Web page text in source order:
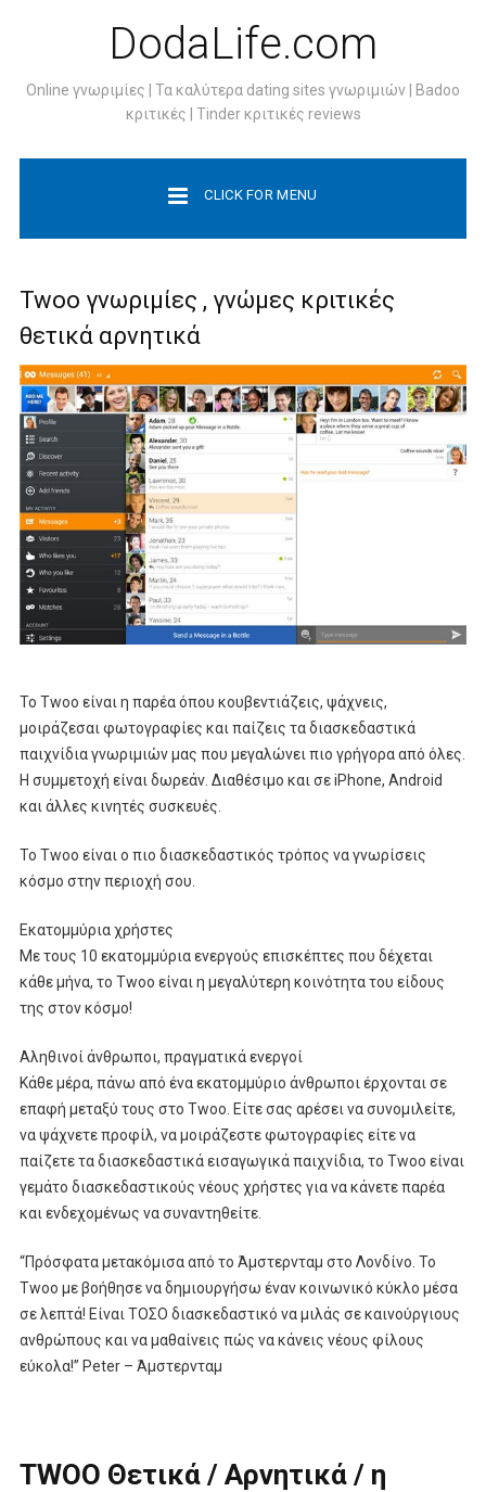
DodaLife.com
Online γνωριμίες | Τα καλύτερα dating sites γνωριμιών | Badoo
κριτικές | Tinder κριτικές reviews
CLICK FOR MENU
Twoo γνωριμίες , γνώμες κριτικές
θετικά αρνητικά
Το Twoo είναι η παρέα όπου κουβεντιάζεις, ψάχνεις,
μοιράζεσαι φωτογραφίες και παίζεις τα διασκεδαστικά
παιχνίδια γνωριμιών μας που μεγαλώνει πιο γρήγορα από όλες.
Η συμμετοχή είναι δωρεάν. Διαθέσιμο και σε iPhone, Android
και άλλες κινητές συσκευές.
Το Twoo είναι ο πιο διασκεδαστικός τρόπος να γνωρίσεις
κόσμο στην περιοχή σου.
Εκατομμύρια χρήστες
Με τους 10 εκατομμύρια ενεργούς επισκέπτες που δέχεται
κάθε μήνα, το Twoo είναι η μεγαλύτερη κοινότητα του είδους
της στον κόσμο!
Αληθινοί άνθρωποι, πραγματικά ενεργοί
Κάθε μέρα, πάνω από ένα εκατομμύριο άνθρωποι έρχονται σε
επαφή μεταξύ τους στο Twoo. Είτε σας αρέσει να συνομιλείτε,
να ψάχνετε προφίλ, να μοιράζεστε φωτογραφίες είτε να
παίζετε τα διασκεδαστικά εισαγωγικά παιχνίδια, το Twoo είναι
γεμάτο διασκεδαστικούς νέους χρήστες για να κάνετε παρέα
και ενδεχομένως να συναντηθείτε.
“Πρόσφατα μετακόμισα από το Άμστερνταμ στο Λονδίνο. Το
Twoo με βοήθησε να δημιουργήσω έναν κοινωνικό κύκλο μέσα
σε λεπτά! Είναι ΤΟΣΟ διασκεδαστικό να μιλάς σε καινούργιους
ανθρώπους και να μαθαίνεις πώς να κάνεις νέους φίλους
εύκολα!” Peter – Άμστερνταμ
TWOO Θετικά / Αρνητικά / η